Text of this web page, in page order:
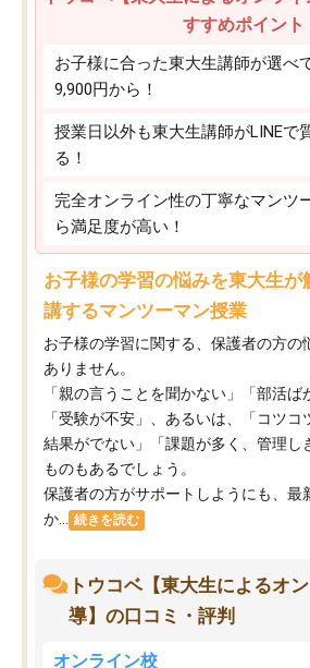
すすめポイント
お子様に合った東大生講師が選べ
9,900円から！
授業日以外も東大生講師がLINEで
る！
完全オンライン性の丁寧なマンツ
ら満足度が高い！
お子様の学習の悩みを東大生が
講するマンツーマン授業
お子様の学習に関する、保護者の方の
ありません。
「親の言うことを聞かない」「部活ば
「受験が不安」、あるいは、「コツコ
結果がでない」「課題が多く、管理し
ものもあるでしょう。
保護者の方がサポートしようにも、最
か...
続きを読む
トウコベ【東大生によるオ
導】の口コミ・評判
オンライン校